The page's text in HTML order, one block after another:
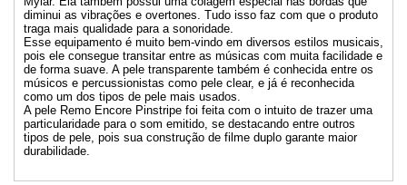
diminui as vibrações e overtones. Tudo isso faz com que o produto
traga mais qualidade para a sonoridade.
Esse equipamento é muito bem-vindo em diversos estilos musicais,
pois ele consegue transitar entre as músicas com muita facilidade e
de forma suave. A pele transparente também é conhecida entre os
músicos e percussionistas como pele clear, e já é reconhecida
como um dos tipos de pele mais usados.
A pele Remo Encore Pinstripe foi feita com o intuito de trazer uma
particularidade para o som emitido, se destacando entre outros
tipos de pele, pois sua construção de filme duplo garante maior
durabilidade.